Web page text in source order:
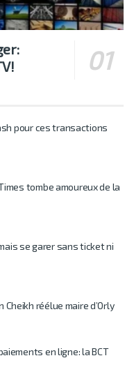
pour ces transactions
tombe amoureux de la
se garer sans ticket ni
Cheikh réélue maire d’Orly
en ligne: la BCT